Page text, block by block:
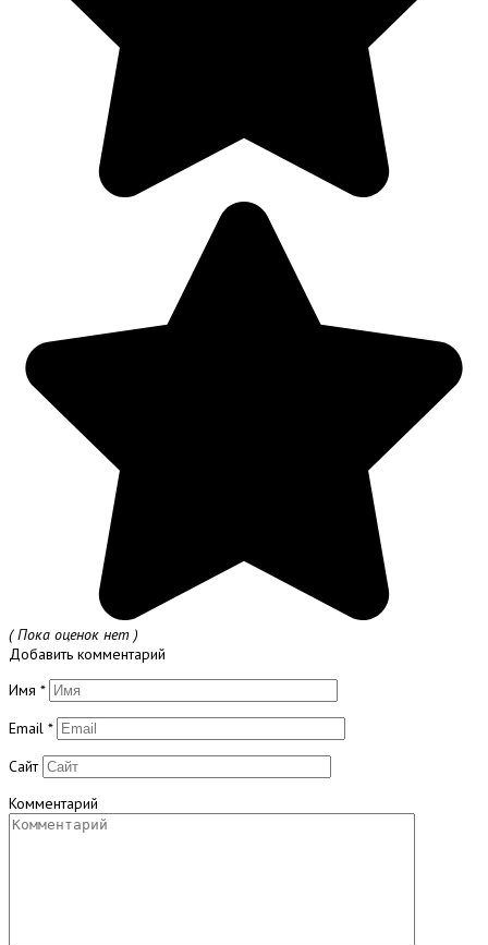
( Пока оценок нет )
Добавить комментарий
Имя *
Email *
Сайт
Комментарий